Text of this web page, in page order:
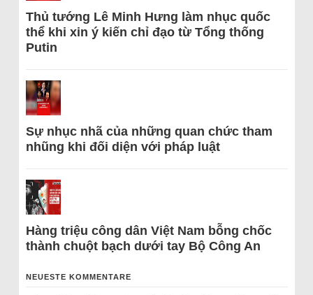
Thủ tướng Lê Minh Hưng làm nhục quốc
thể khi xin ý kiến chỉ đạo từ Tổng thống
Putin
Sự nhục nhã của những quan chức tham
nhũng khi đối diện với pháp luật
Hàng triệu công dân Việt Nam bỗng chốc
thành chuột bạch dưới tay Bộ Công An
NEUESTE KOMMENTARE